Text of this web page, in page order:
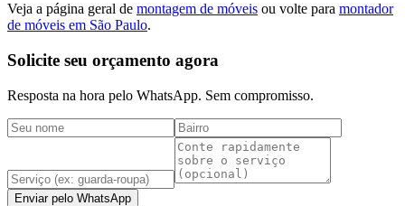
Veja a página geral de montagem de móveis ou volte para montador
de móveis em São Paulo.
Solicite seu orçamento agora
Resposta na hora pelo WhatsApp. Sem compromisso.
Enviar pelo WhatsApp